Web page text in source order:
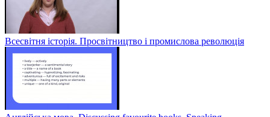
Всесвітня історія. Просвітництво і промислова революція